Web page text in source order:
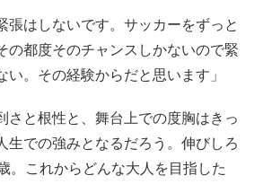
はしないです。サッカーをずっと
の都度そのチャンスしかないので緊
い。その経験からだと思います」
と根性と、舞台上での度胸はきっ
生での強みとなるだろう。伸びしろ
。これからどんな大人を目指した